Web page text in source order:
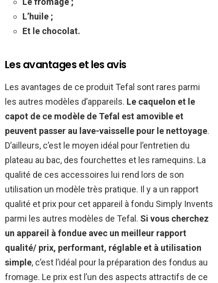
L’huile ;
Et le chocolat.
Les avantages et les avis
Les avantages de ce produit Tefal sont rares parmi
les autres modèles d’appareils. Le caquelon et le
capot de ce modèle de Tefal est amovible et
peuvent passer au lave-vaisselle pour le nettoyage.
D’ailleurs, c’est le moyen idéal pour l’entretien du
plateau au bac, des fourchettes et les ramequins. La
qualité de ces accessoires lui rend lors de son
utilisation un modèle très pratique. Il y a un rapport
qualité et prix pour cet appareil à fondu Simply Invents
parmi les autres modèles de Tefal. Si vous cherchez
un appareil à fondue avec un meilleur rapport
qualité/ prix, performant, réglable et à utilisation
simple, c’est l’idéal pour la préparation des fondus au
fromage. Le prix est l’un des aspects attractifs de ce